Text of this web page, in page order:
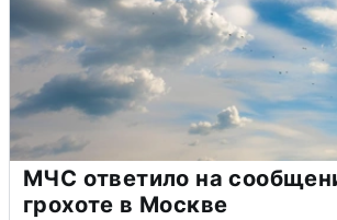
МЧС ответило на
грохоте в Москве